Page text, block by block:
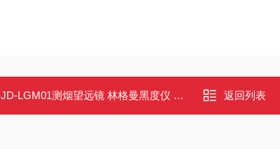
JD-LGM01测烟望远镜 林格曼黑度仪 黑度等级检测 支持单反数码相机 返回列表